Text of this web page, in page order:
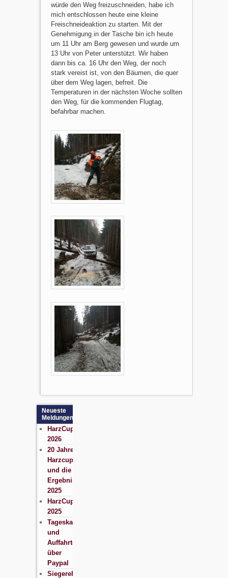
würde den Weg freizuschneiden, habe ich
mich entschlossen heute eine kleine
Freischneideaktion zu starten. Mit der
Genehmigung in der Tasche bin ich heute
um 11 Uhr am Berg gewesen und wurde um
13 Uhr von Peter unterstützt. Wir haben
dann bis ca. 16 Uhr den Weg, der noch
stark vereist ist, von den Bäumen, die quer
über dem Weg lagen, befreit. Die
Temperaturen in der nächsten Woche sollten
den Weg, für die kommenden Flugtag,
befahrbar machen.
Neueste
Meldungen
HarzCup
2026
20 Jahre
Harzcup
und die
Ergebnisse
2025
HarzCup
2025
Tageskarten
und
Auffahrten
über
Paypal
Siegerehrung